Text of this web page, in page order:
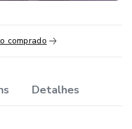
comprado
Detalhes